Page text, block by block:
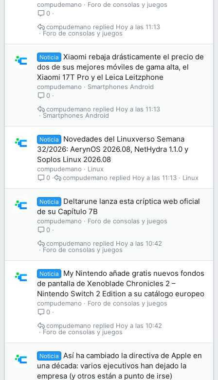
compudemano
Foro de consolas y juegos
0
Foro de consolas y juegos
Hoy a las 11:13
compudemano
Noticia
Xiaomi rebaja drásticamente el precio de
dos de sus mejores móviles de gama alta, el
Xiaomi 17T Pro y el Leica Leitzphone
compudemano
Smartphones Android
0
Smartphones Android
Hoy a las 11:13
compudemano
Noticia
Novedades del Linuxverso Semana
32/2026: AerynOS 2026.08, NetHydra 1.1.0 y
Soplos Linux 2026.08
compudemano
Linux
0
Linux
Hoy a las 11:13
compudemano
Noticia
Deltarune lanza esta críptica web oficial
de su Capítulo 7B
compudemano
Foro de consolas y juegos
0
Foro de consolas y juegos
Hoy a las 10:42
compudemano
Noticia
My Nintendo añade gratis nuevos fondos
de pantalla de Xenoblade Chronicles 2 –
Nintendo Switch 2 Edition a su catálogo europeo
compudemano
Foro de consolas y juegos
0
Foro de consolas y juegos
Hoy a las 10:42
compudemano
Noticia
Así ha cambiado la directiva de Apple en
una década: varios ejecutivos han dejado la
empresa (y otros están a punto de irse)